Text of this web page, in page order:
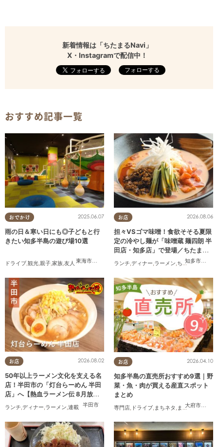
新着情報は「ちたまるNavi」
X・Instagramで配信中！
フォローする
おすすめ記事一覧
おでかけ
東海市大府市 知多市, 東浦町, 半田市 常滑市, 美浜町
2025.06.07
雨の日＆寒い日にも◎子どもと行
きたい知多半島の遊び場10選
ドライブ,観光,親子,家族,友人
お店
知多市半田
2026.08.06
担々VSゴマ味噌！食欲そそる夏限
定の冷やし麺が「味噌蔵 麺四朗 半
田店・知多店」で登場／ちたまる
ランチ,ディナー,ラーメン,ちたまる広告
お店
半田市
2026.08.02
50年以上ラーメン文化を支える名
店！半田市の「灯台らーめん 半田
店」へ【熱血ラーメン伝 8月放
ランチ,ディナー,ラーメン,連載
お店
大府市知多
2026.04.10
知多半島の直売所おすすめ9選｜野
菜・魚・肉が買える産直スポット
まとめ
専門店, ドライブ, まちネタ , まとめ記事 ,夫婦